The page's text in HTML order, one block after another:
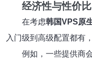
经济性与性价比
在考虑韩国VPS原
入门级到高级配置都有
例如，一些提供商